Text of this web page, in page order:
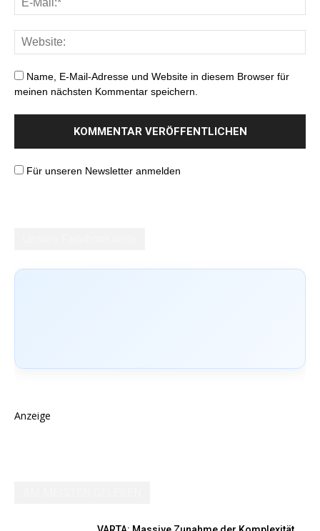
Name, E-Mail-Adresse und Website in diesem Browser für
meinen nächsten Kommentar speichern.
Für unseren Newsletter anmelden
Anzeige